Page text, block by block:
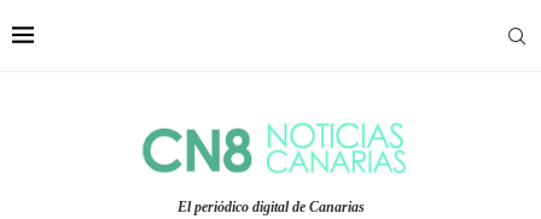
El periódico digital de Canarias